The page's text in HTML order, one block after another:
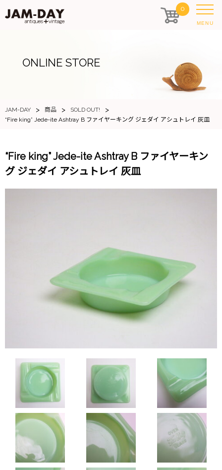
0
MENU
ONLINE STORE
JAM-DAY > 商品 > SOLD OUT! >
“Fire king” Jede-ite Ashtray B ファイヤーキング ジェダイ アシュトレイ 灰皿
“Fire king” Jede-ite Ashtray B ファイヤーキン
グ ジェダイ アシュトレイ 灰皿